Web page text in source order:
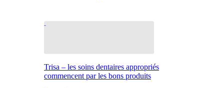
Trisa – les soins dentaires appropriés
commencent par les bons produits